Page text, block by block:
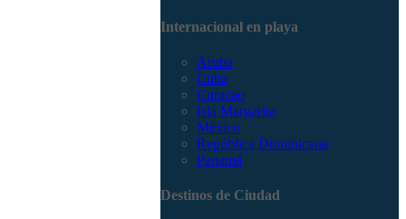
Internacional en playa
Aruba
Cuba
Curacao
Isla Margarita
México
República Dominicana
Panamá
Destinos de Ciudad